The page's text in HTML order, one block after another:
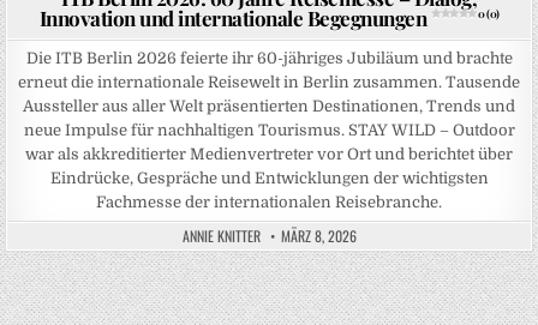
Innovation und internationale Begegnungen 0 (0)
Die ITB Berlin 2026 feierte ihr 60-jähriges Jubiläum und brachte
erneut die internationale Reisewelt in Berlin zusammen. Tausende
Aussteller aus aller Welt präsentierten Destinationen, Trends und
neue Impulse für nachhaltigen Tourismus. STAY WILD – Outdoor
war als akkreditierter Medienvertreter vor Ort und berichtet über
Eindrücke, Gespräche und Entwicklungen der wichtigsten
Fachmesse der internationalen Reisebranche.
ANNIE KNITTER MÄRZ 8, 2026